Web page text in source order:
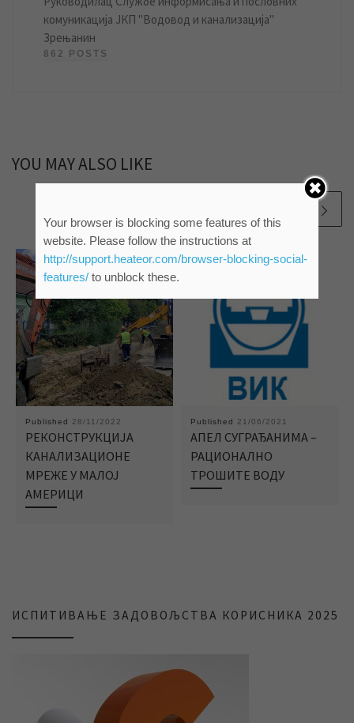
комуникација ЈКП "Водовод и канализација"
Зрењанин
862 POSTS
YOU MAY ALSO LIKE
Published 28/11/2022
РЕКОНСТРУКЦИЈА
КАНАЛИЗАЦИОНЕ
МРЕЖЕ У МАЛОЈ
АМЕРИЦИ
Published 21/06/2021
АПЕЛ СУГРАЂАНИМА –
РАЦИОНАЛНО
ТРОШИТЕ ВОДУ
ИСПИТИВАЊЕ ЗАДОВОЉСТВА КОРИСНИКА 2025
Your browser is blocking some features of this
website. Please follow the instructions at
http://support.heateor.com/browser-blocking-social-
features/to unblock these.